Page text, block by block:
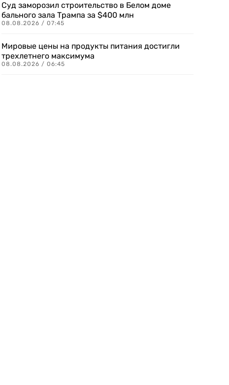
Суд заморозил строительство в Белом доме
бального зала Трампа за $400 млн
08.08.2026 / 07:45
Мировые цены на продукты питания достигли
трехлетнего максимума
08.08.2026 / 06:45